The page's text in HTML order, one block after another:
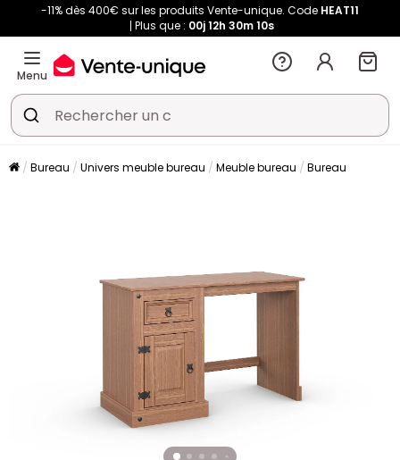
-11% dès 400€ sur les produits Vente-unique. Code HEAT11
Plus que : 00j 12h 30m 09s
Menu
Bureau Univers meuble bureau Meuble bureau Bureau